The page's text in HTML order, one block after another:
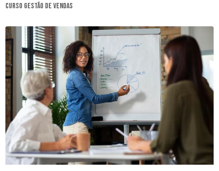
curso gestão de vendas